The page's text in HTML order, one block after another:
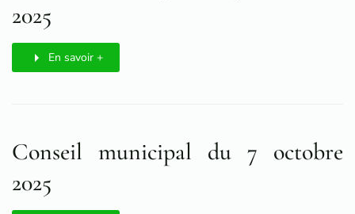
2025
En savoir +
Conseil municipal du 7 octobre
2025